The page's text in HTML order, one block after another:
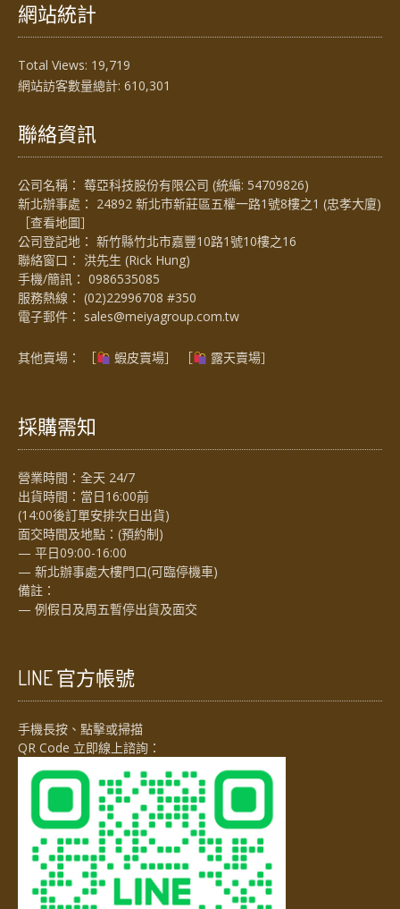
網站統計
Total Views: 19,719
網站訪客數量總計: 610,301
聯絡資訊
公司名稱： 莓亞科技股份有限公司 (統編: 54709826)
新北辦事處： 24892 新北市新莊區五權一路1號8樓之1 (忠孝大廈)
［查看地圖］
公司登記地： 新竹縣竹北市嘉豐10路1號10樓之16
聯絡窗口： 洪先生 (Rick Hung)
手機/簡訊： 0986535085
服務熱線： (02)22996708 #350
電子郵件： sales@meiyagroup.com.tw
其他賣場： ［ 蝦皮賣場］ ［ 露天賣場］
採購需知
營業時間：全天 24/7
出貨時間：當日16:00前
(14:00後訂單安排次日出貨)
面交時間及地點：(預約制)
— 平日09:00-16:00
— 新北辦事處大樓門口(可臨停機車)
備註：
— 例假日及周五暫停出貨及面交
LINE 官方帳號
手機長按、點擊或掃描
QR Code 立即線上諮詢：